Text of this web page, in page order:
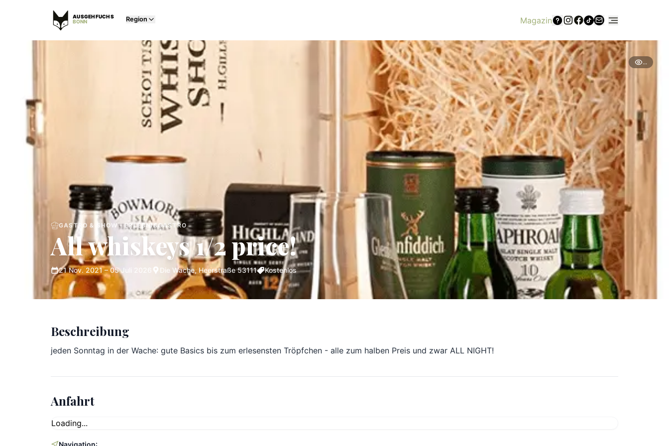
AUSGEHFUCHS
BONN
Region Magazin
...
GASTRO & SHOW · ERLEBNISGASTRO
All whiskeys 1/2 price!
21 Nov. 2021 – 05 Juli 2026 Die Wache, Heerstraße 53111 Kostenlos
Beschreibung
jeden Sonntag in der Wache: gute Basics bis zum erlesensten Tröpfchen - alle zum halben Preis und zwar ALL NIGHT!
Anfahrt
Loading...
Navigation: